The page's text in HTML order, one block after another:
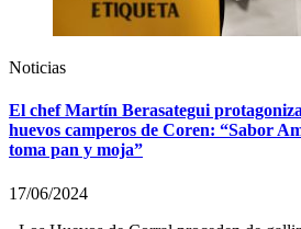
Noticias
El chef Martín Berasategui
huevos camperos de Coren: “Sabor
toma pan y moja”
17/06/2024